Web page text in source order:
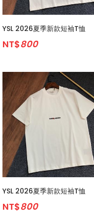
YSL 2026夏季新款短袖T恤
NT$800
YSL 2026夏季新款短袖T恤
NT$800